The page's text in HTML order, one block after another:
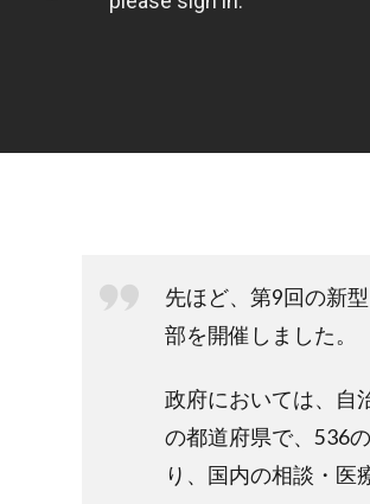
先ほど、第9回の新
部を開催しました。
政府においては、自
の都道府県で、536
り、国内の相談・医